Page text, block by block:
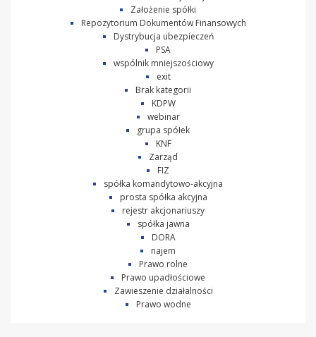
Założenie spółki
Repozytorium Dokumentów Finansowych
Dystrybucja ubezpieczeń
PSA
wspólnik mniejszościowy
exit
Brak kategorii
KDPW
webinar
grupa spółek
KNF
Zarząd
FIZ
spółka komandytowo-akcyjna
prosta spółka akcyjna
rejestr akcjonariuszy
spółka jawna
DORA
najem
Prawo rolne
Prawo upadłościowe
Zawieszenie działalności
Prawo wodne